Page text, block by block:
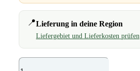
📍Lieferung in deine Region
Liefergebiet und Lieferkosten prüfen
DERBY